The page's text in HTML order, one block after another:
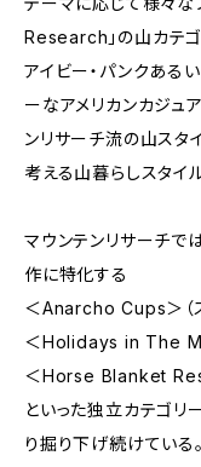
Research」の山カテゴ
アイビー・パンクある
ーなアメリカンカジュ
ンリサーチ流の山スタ
考える山暮らしスタイル
マウンテンリサーチで
作に特化する
＜Anarcho Cups＞（
＜Holidays in The
＜Horse Blanket
といった独立カテゴリ
り掘り下げ続けている。